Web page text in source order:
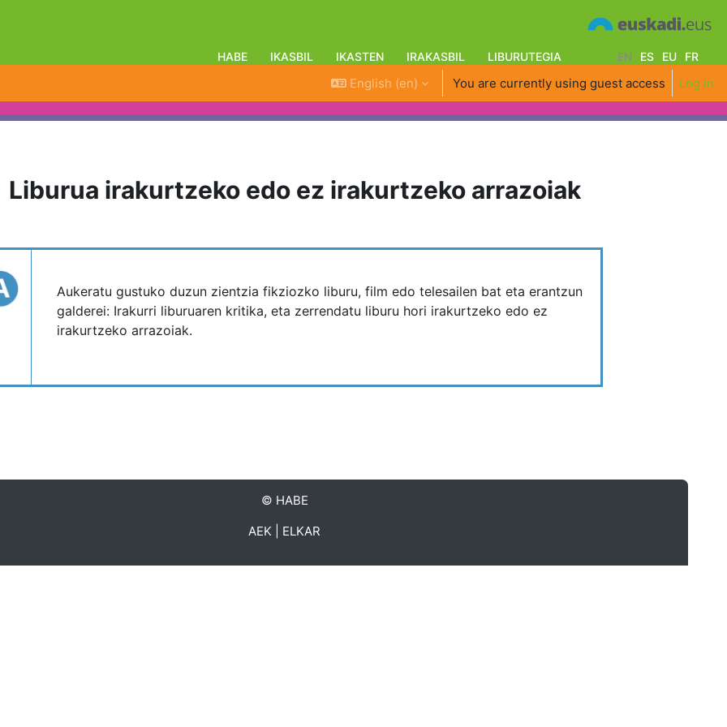
HABE IKASBIL IKASTEN IRAKASBIL LIBURUTEGIA EN ES EU FR
English ‎(en)‎ You are currently using guest access Log in
Liburua irakurtzeko edo ez irakurtzeko arrazoiak
Aukeratu gustuko duzun zientzia fikziozko liburu, film edo telesailen bat eta erantzun
galderei: Irakurri liburuaren kritika, eta zerrendatu liburu hori irakurtzeko edo ez
irakurtzeko arrazoiak.
© HABE
AEK
ELKAR